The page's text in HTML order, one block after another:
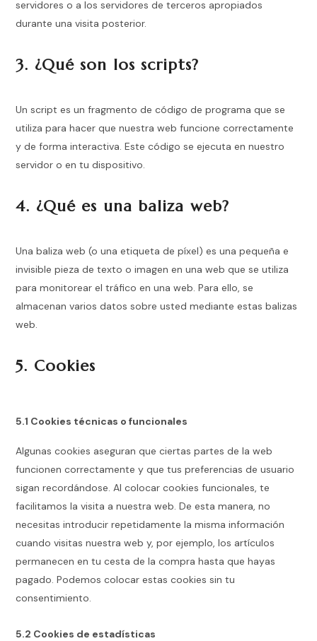
servidores o a los servidores de terceros apropiados
durante una visita posterior.
3. ¿Qué son los scripts?
Un script es un fragmento de código de programa que se
utiliza para hacer que nuestra web funcione correctamente
y de forma interactiva. Este código se ejecuta en nuestro
servidor o en tu dispositivo.
4. ¿Qué es una baliza web?
Una baliza web (o una etiqueta de píxel) es una pequeña e
invisible pieza de texto o imagen en una web que se utiliza
para monitorear el tráfico en una web. Para ello, se
almacenan varios datos sobre usted mediante estas balizas
web.
5. Cookies
5.1 Cookies técnicas o funcionales
Algunas cookies aseguran que ciertas partes de la web
funcionen correctamente y que tus preferencias de usuario
sigan recordándose. Al colocar cookies funcionales, te
facilitamos la visita a nuestra web. De esta manera, no
necesitas introducir repetidamente la misma información
cuando visitas nuestra web y, por ejemplo, los artículos
permanecen en tu cesta de la compra hasta que hayas
pagado. Podemos colocar estas cookies sin tu
consentimiento.
5.2 Cookies de estadísticas